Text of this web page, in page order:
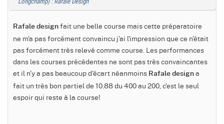
Rafale design fait une belle course mais cette préparatoire
ne m'a pas forcément convaincu j'ai l'impression que ce n'était
pas forcément très relevé comme course. Les performances
dans les courses précédentes ne sont pas très convaincantes
et il n'y a pas beaucoup d'écart néanmoins Rafale design a
fait un très bon partiel de 10.88 du 400 au 200, c'est le seul
espoir qui reste à la course!